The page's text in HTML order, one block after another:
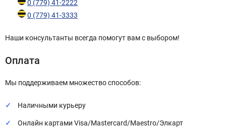
0 (779) 41-2222
0 (779) 41-3333
Наши консультанты всегда помогут вам с выбором!
Оплата
Мы поддерживаем множество способов:
Наличными курьеру
Онлайн картами Visa/Mastercard/Maestro/Элкарт